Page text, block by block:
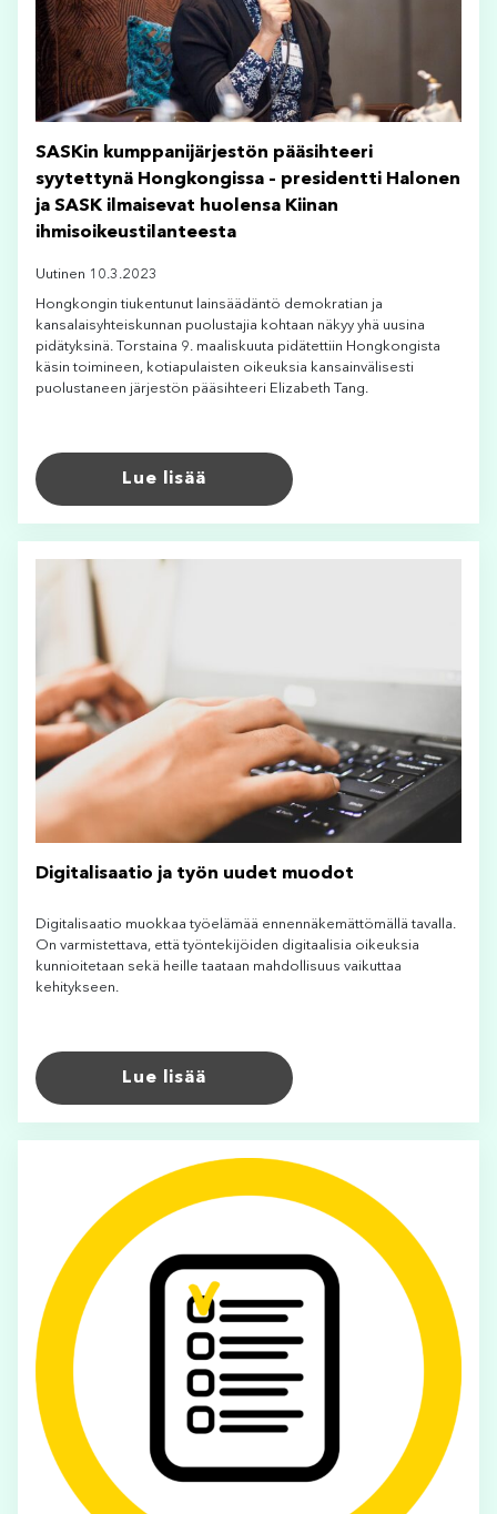
SASKin kumppanijärjestön pääsihteeri
syytettynä Hongkongissa – presidentti Halonen
ja SASK ilmaisevat huolensa Kiinan
ihmisoikeustilanteesta
Uutinen 10.3.2023
Hongkongin tiukentunut lainsäädäntö demokratian ja
kansalaisyhteiskunnan puolustajia kohtaan näkyy yhä uusina
pidätyksinä. Torstaina 9. maaliskuuta pidätettiin Hongkongista
käsin toimineen, kotiapulaisten oikeuksia kansainvälisesti
puolustaneen järjestön pääsihteeri Elizabeth Tang.
Lue lisää
Digitalisaatio ja työn uudet muodot
Digitalisaatio muokkaa työelämää ennennäkemättömällä tavalla.
On varmistettava, että työntekijöiden digitaalisia oikeuksia
kunnioitetaan sekä heille taataan mahdollisuus vaikuttaa
kehitykseen.
Lue lisää